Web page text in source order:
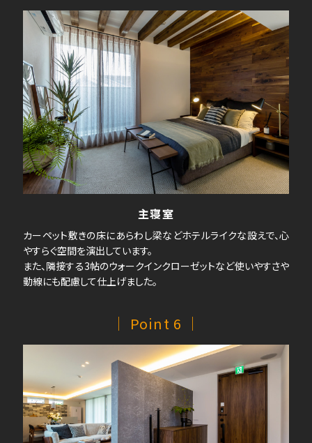
主寝室
カーペット敷きの床にあらわし梁などホテルライクな設えで、心
やすらぐ空間を演出しています。
また、隣接する3帖のウォークインクローゼットなど使いやすさや
動線にも配慮して仕上げました。
｜ Point 6 ｜